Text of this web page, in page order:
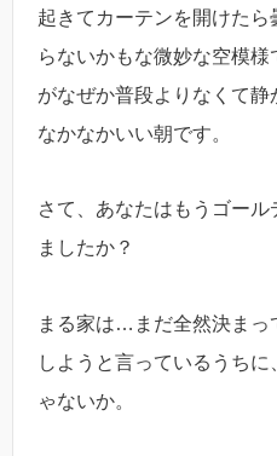
起きてカーテンを開けた
らないかもな微妙な空模
がなぜか普段よりなくて
なかなかいい朝です。
さて、あなたはもうゴー
ましたか？
まる家は…まだ全然決まっ
しようと言っているうち
ゃないか。